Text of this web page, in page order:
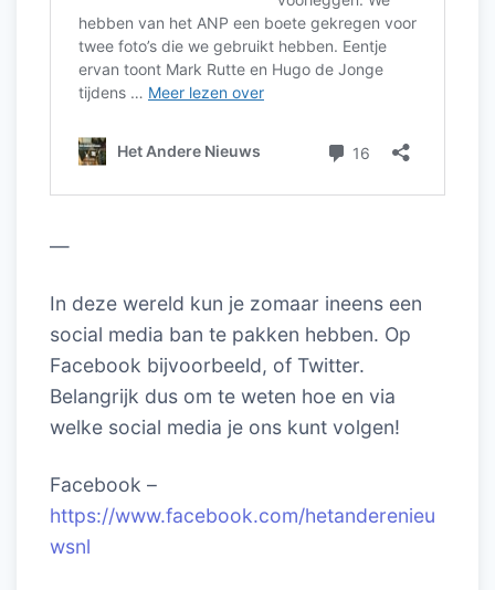
—
In deze wereld kun je zomaar ineens een
social media ban te pakken hebben. Op
Facebook bijvoorbeeld, of Twitter.
Belangrijk dus om te weten hoe en via
welke social media je ons kunt volgen!
Facebook –
https://www.facebook.com/hetanderenieu
wsnl